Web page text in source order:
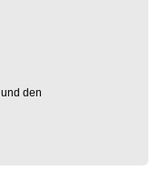
und den